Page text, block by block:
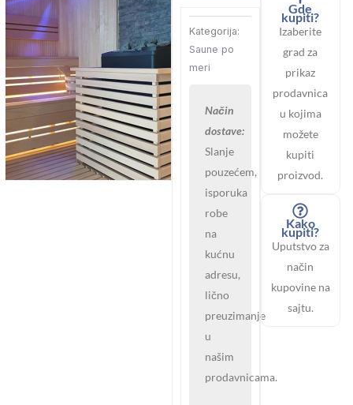
x
1,8
m
2.7m2
količina
Kategorija:
Saune po
meri
Način
dostave:
Slanje
pouzećem,
isporuka
robe
na
kućnu
adresu,
lično
preuzimanje
u
našim
prodavnicama.
Gde
kupiti?
Izaberite
grad za
prikaz
prodavnica
u kojima
možete
kupiti
proizvod.
Kako
kupiti?
Uputstvo za
način
kupovine na
sajtu.